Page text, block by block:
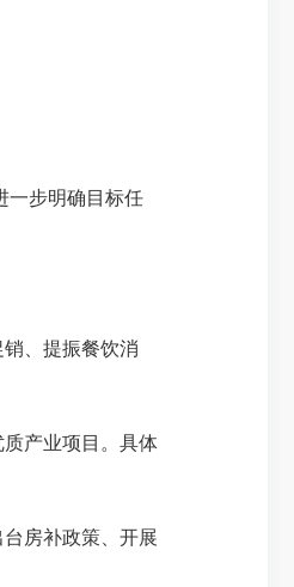
一步明确目标任
、提振餐饮消
产业项目。具体
房补政策、开展